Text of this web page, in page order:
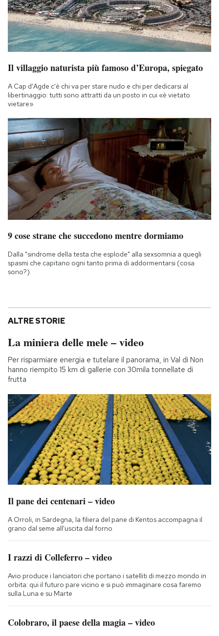
Il villaggio naturista più famoso d’Europa, spiegato
A Cap d'Agde c'è chi va per stare nudo e chi per dedicarsi al
libertinaggio: tutti sono attratti da un posto in cui «è vietato
vietare»
9 cose strane che succedono mentre dormiamo
Dalla "sindrome della testa che esplode" alla sexsomnia a quegli
spasmi che capitano ogni tanto prima di addormentarsi (cosa
sono?)
ALTRE STORIE
La miniera delle mele – video
Per risparmiare energia e tutelare il panorama, in Val di Non
hanno riempito 15 km di gallerie con 30mila tonnellate di
frutta
Il pane dei centenari – video
A Orroli, in Sardegna, la filiera del pane di Kentos accompagna il
grano dal seme all'uscita dal forno
I razzi di Colleferro – video
Avio produce i lanciatori che portano i satelliti di mezzo mondo in
orbita: qui il futuro pare vicino e si può immaginare cosa faremo
sulla Luna e su Marte
Colobraro, il paese della magia – video